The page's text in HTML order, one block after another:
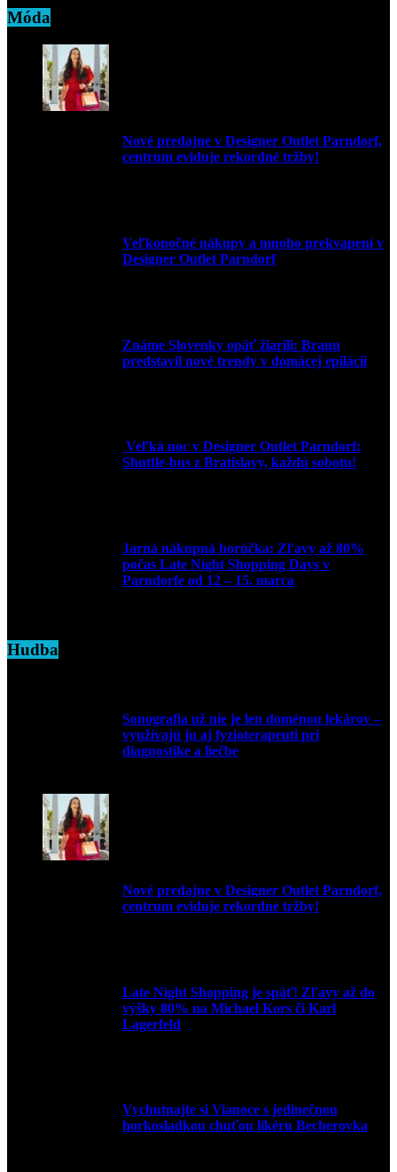
Móda
Nové predajne v Designer Outlet Parndorf,
centrum eviduje rekordné tržby!
Veľkonočné nákupy a mnoho prekvapení v
Designer Outlet Parndorf
Známe Slovenky opäť žiarili: Braun
predstavil nové trendy v domácej epilácii
Veľká noc v Designer Outlet Parndorf:
Shuttle-bus z Bratislavy, každú sobotu!
Jarná nákupná horúčka: Zľavy až 80%
počas Late Night Shopping Days v
Parndorfe od 12 – 15. marca
Hudba
Sonografia už nie je len doménou lekárov –
využívajú ju aj fyzioterapeuti pri
diagnostike a liečbe
Nové predajne v Designer Outlet Parndorf,
centrum eviduje rekordné tržby!
Late Night Shopping je späť! Zľavy až do
výšky 80% na Michael Kors či Karl
Lagerfeld
Vychutnajte si Vianoce s jedinečnou
horkosladkou chuťou likéru Becherovka